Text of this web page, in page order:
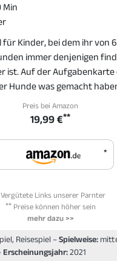
Min
für Kinder, bei dem ihr von 6
immer denjenigen
ist. Auf der
Hunde was gemacht
Preis bei Amazon
19,99 €**
*
Links unserer Parnter
**Preise können höher sein
mehr dazu >>
Reisespiel –Spielweise:
Erscheinungsjahr:2021